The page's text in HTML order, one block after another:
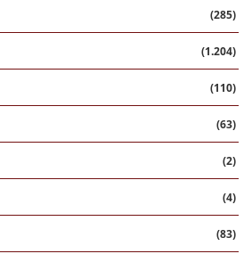
(285)
(1.204)
(110)
(63)
(2)
(4)
(83)